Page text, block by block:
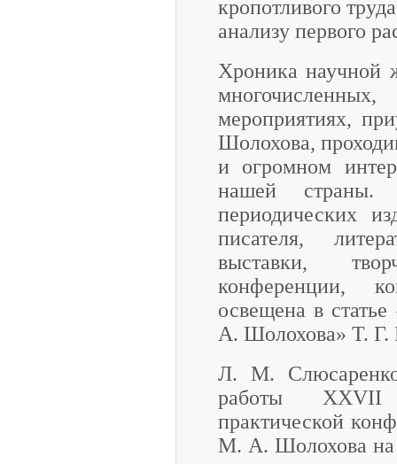
кропотливого
анализу первого
Хроника научной
мероприятиях,
Шолохова,
и огромном
нашей страны.
периодических
писателя,
выставки,
конференции,
освещена в
А. Шолохова» Т. Г.
Л. М. Слюсаренко
работы XXVII
практической
М. А. Шолохова на